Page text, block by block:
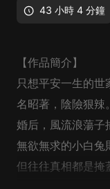
43 小時 4 分鐘
【作品簡介】
只想平安一生的
名昭著，陰險狠辣。
婚后，風流浪蕩子
無欲無求的小白兔
但往往真相都是